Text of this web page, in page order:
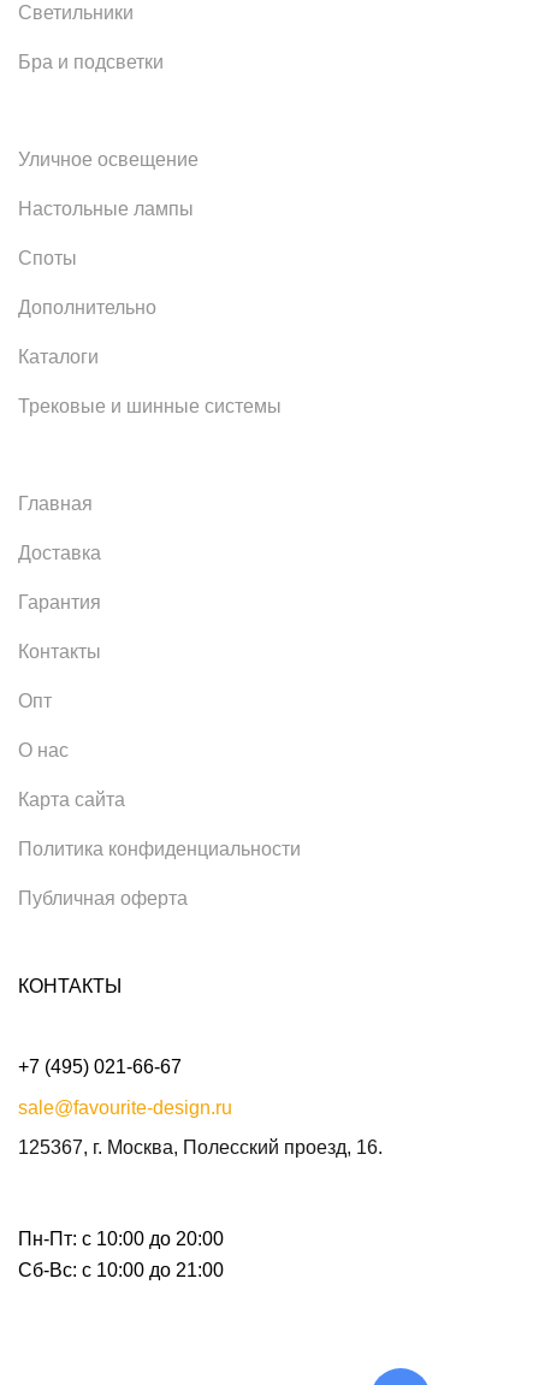
Светильники
Бра и подсветки
Уличное освещение
Настольные лампы
Споты
Дополнительно
Каталоги
Трековые и шинные системы
Главная
Доставка
Гарантия
Контакты
Опт
О нас
Карта сайта
Политика конфиденциальности
Публичная оферта
КОНТАКТЫ
+7 (495) 021-66-67
sale@favourite-design.ru
125367, г. Москва, Полесский проезд, 16.
Пн-Пт: с 10:00 до 20:00
Сб-Вс: с 10:00 до 21:00